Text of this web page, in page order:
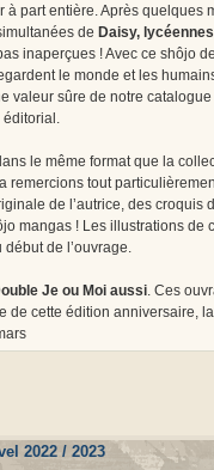
à part entière. Après quelques
de Daisy,
inaperçues ! Avec ce shôjo
le monde et les
valeur sûre de notre
le même format que la
tout
de l’autrice, des croquis
mangas ! Les illustrations de
de l’ouvrage.
Je ou Moi aussi . Ces
de cette édition anniversaire,
2022 / 2023